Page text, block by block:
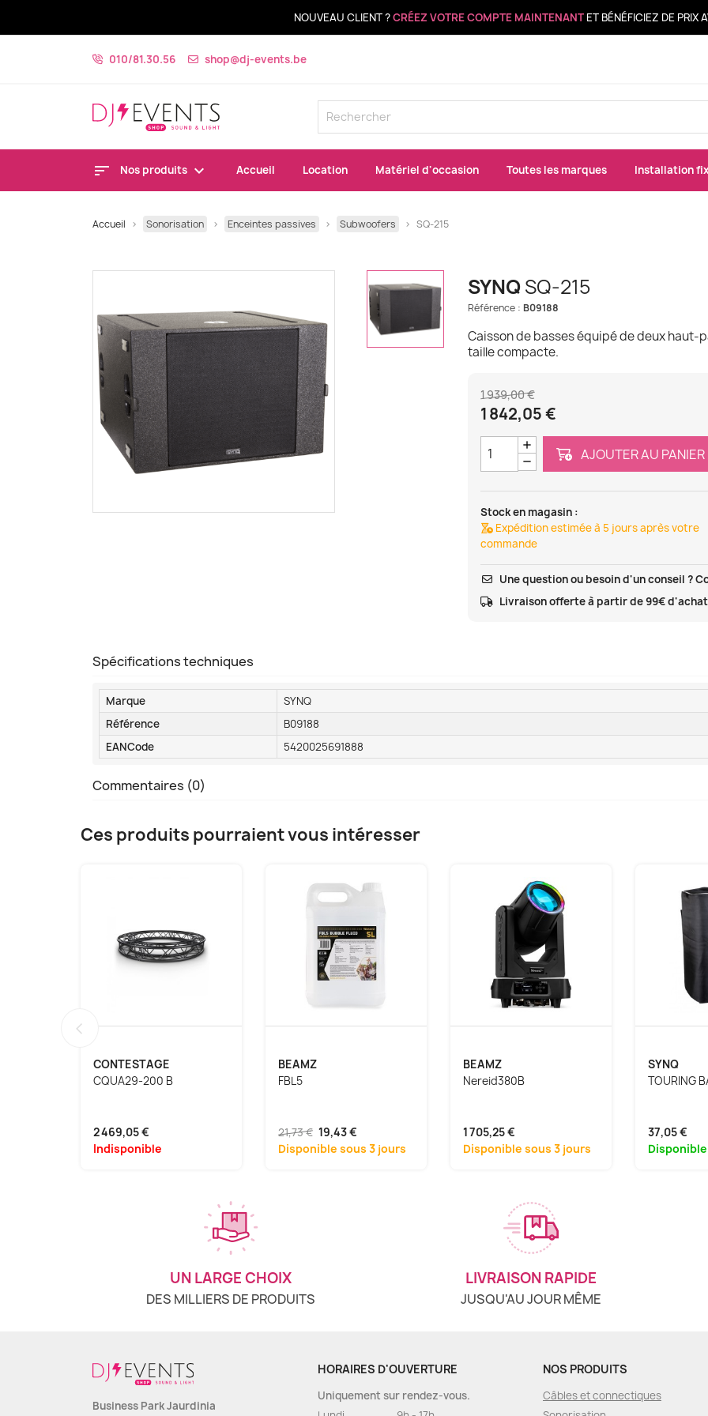
NOUVEAU CLIENT ?CRÉEZ VOTRE COMPTE MAINTENANTET BÉNÉFICIEZ DE PRIX
010/81.30.56 shop@dj-events.be
Nos produits Accueil Location Matériel d'occasion Toutes les marques Installation
Accueil Sonorisation Enceintes passives Subwoofers SQ-215
SYNQSQ-215
Référence : B09188
Caisson de basses équipé de deux haut-
taille compacte.
1 939,00 €
1 842,05 €
AJOUTER AU PANIER
Stock en magasin :
Expédition estimée à 5 jours après votre
commande
Une question ou besoin d'un conseil ?
Livraison offerte à partir de 99€ d'achat
Spécifications techniques
Marque
SYNQ
Référence
B09188
EANCode
5420025691888
Commentaires (0)
Ces produits pourraient vous intéresser
CONTESTAGE
CQUA29-200 B
2 469,05 €
Indisponible
BEAMZ
FBL5
21,73 € 19,43 €
Disponible sous 3 jours
BEAMZ
Nereid380B
1 705,25 €
Disponible sous 3 jours
SYNQ
TOURING
37,05 €
Disponible
‹
UN LARGE CHOIX
DES MILLIERS DE PRODUITS
LIVRAISON RAPIDE
JUSQU'AU JOUR MÊME
Business Park Jaurdinia
HORAIRES D'OUVERTURE
Uniquement sur rendez-vous.
NOS PRODUITS
Câbles et connectiques